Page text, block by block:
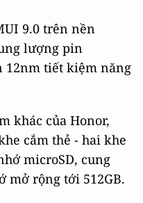
9.0 trên nền
lượng pin
12nm tiết kiệm năng
khác của Honor,
cắm thẻ - hai khe
microSD, cung
mở rộng tới 512GB.